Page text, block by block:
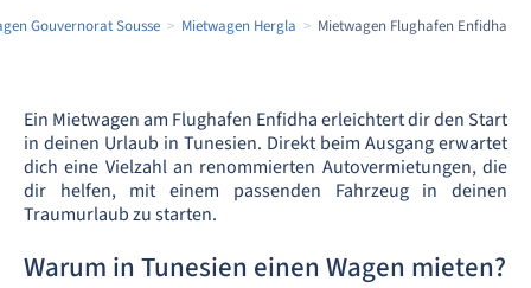
Gouvernorat Sousse Mietwagen Hergla Mietwagen Flughafen Enfidha
Ein Mietwagen am Flughafen Enfidha erleichtert dir den Start
in deinen Urlaub in Tunesien. Direkt beim Ausgang erwartet
dich eine Vielzahl an renommierten Autovermietungen, die
dir helfen, mit einem passenden Fahrzeug in deinen
Traumurlaub zu starten.
Warum in Tunesien einen Wagen mieten?